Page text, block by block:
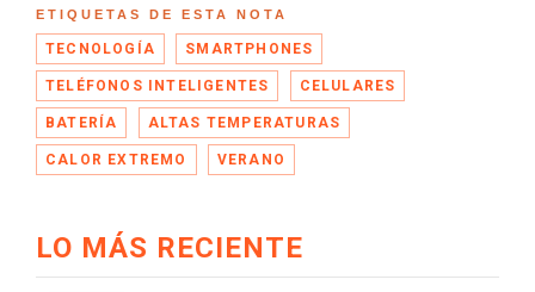
ETIQUETAS DE ESTA NOTA
TECNOLOGÍA SMARTPHONES
TELÉFONOS INTELIGENTES CELULARES
BATERÍA ALTAS TEMPERATURAS
CALOR EXTREMO VERANO
LO MÁS RECIENTE